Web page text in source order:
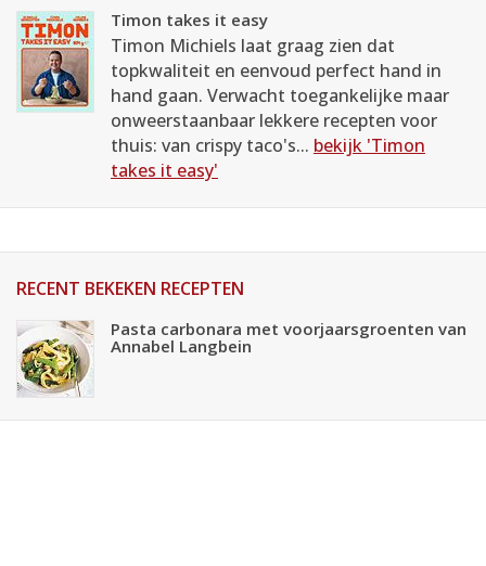
Timon takes it easy
Timon Michiels laat graag zien dat
topkwaliteit en eenvoud perfect hand in
hand gaan. Verwacht toegankelijke maar
onweerstaanbaar lekkere recepten voor
thuis: van crispy taco's... bekijk 'Timon
takes it easy'
RECENT BEKEKEN RECEPTEN
Pasta carbonara met voorjaarsgroenten van
Annabel Langbein